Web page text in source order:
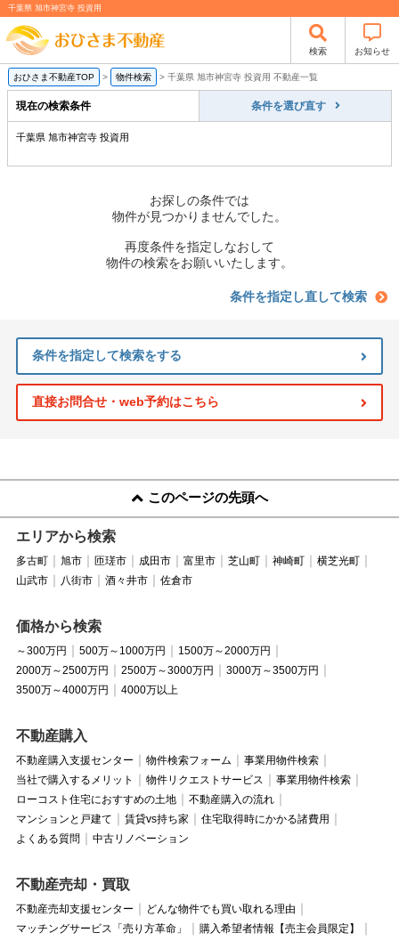
千葉県 旭市神宮寺 投資用
検索 お知らせ
おひさま不動産TOP > 物件検索 > 千葉県 旭市神宮寺 投資用 不動産一覧
現在の検索条件 条件を選び直す
千葉県 旭市神宮寺 投資用
お探しの条件では
物件が見つかりませんでした。
再度条件を指定しなおして
物件の検索をお願いいたします。
条件を指定し直して検索
条件を指定して検索をする
直接お問合せ・web予約はこちら
このページの先頭へ
エリアから検索
多古町 旭市 匝瑳市 成田市 富里市 芝山町 神崎町
横芝光町
山武市
八街市 酒々井市 佐倉市
価格から検索
～300万円 500万～1000万円
1500万～2000万円
2000万～2500万円
2500万～3000万円
3000万～3500万円
3500万～4000万円
4000万以上
不動産購入
不動産購入支援センター 物件検索フォーム
事業用物件検索
当社で購入するメリット
物件リクエストサービス
事業用物件検索
ローコスト住宅におすすめの土地
不動産購入の流れ
マンションと戸建て
賃貸vs持ち家
住宅取得時にかかる諸費用
よくある質問
中古リノベーション
不動産売却・買取
不動産売却支援センター
どんな物件でも買い取れる理由
マッチングサービス「売り方革命」
購入希望者情報【売主会員限定】